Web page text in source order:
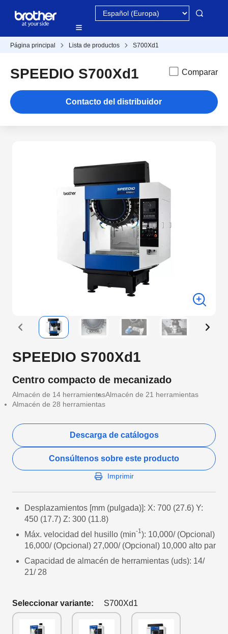
Página principal Lista de productos S700Xd1
SPEEDIO S700Xd1 Comparar
Contacto del distribuidor
SPEEDIO S700Xd1
Centro compacto de mecanizado
Almacén de 14 herramientasAlmacén de 21 herramientas
Almacén de 28 herramientas
Descarga de catálogos
Consúltenos sobre este producto
Imprimir
Desplazamientos [mm (pulgada)]: X: 700 (27.6) Y:
450 (17.7) Z: 300 (11.8)
Máx. velocidad del husillo (min-1): 10,000/ (Opcional)
16,000/ (Opcional) 27,000/ (Opcional) 10,000 alto par
Capacidad de almacén de herramientas (uds): 14/
21/ 28
Seleccionar variante: S700Xd1